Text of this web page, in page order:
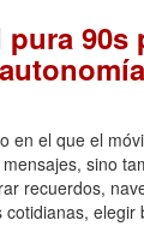
pura 90s
en el que el
sino
recuerdos,
cotidianas, elegir